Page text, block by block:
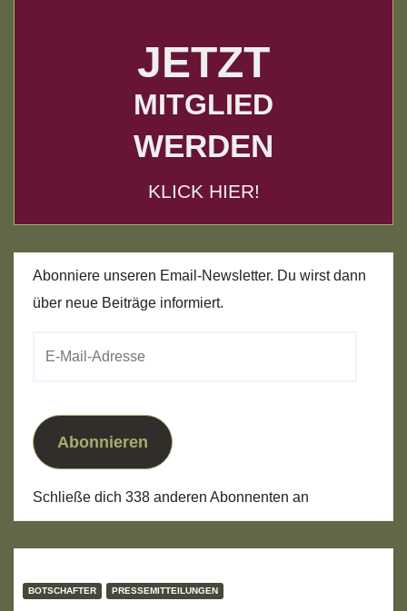
JETZT
MITGLIED
WERDEN
KLICK HIER!
Abonniere unseren Email-Newsletter. Du wirst dann
über neue Beiträge informiert.
Abonnieren
Schließe dich 338 anderen Abonnenten an
BOTSCHAFTER PRESSEMITTEILUNGEN